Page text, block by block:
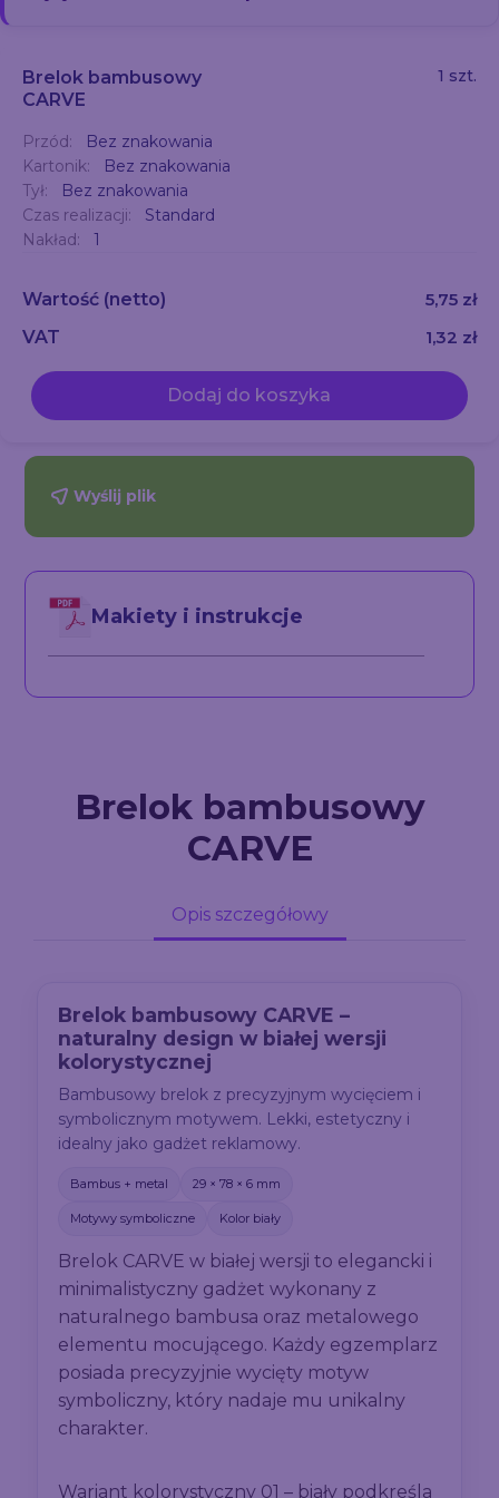
Brelok bambusowy
CARVE
1 szt.
Przód:
Bez znakowania
Kartonik:
Bez znakowania
Tył:
Bez znakowania
Czas realizacji:
Standard
Nakład:
1
Wartość (netto)
5,75 zł
VAT
1,32 zł
Dodaj do koszyka
Wyślij plik
Makiety i instrukcje
Brelok bambusowy
CARVE
Opis szczegółowy
Brelok bambusowy CARVE –
naturalny design w białej wersji
kolorystycznej
Bambusowy brelok z precyzyjnym wycięciem i
symbolicznym motywem. Lekki, estetyczny i
idealny jako gadżet reklamowy.
Bambus + metal 29 × 78 × 6 mm
Motywy symboliczne Kolor biały
Brelok CARVE w białej wersji to elegancki i
minimalistyczny gadżet wykonany z
naturalnego bambusa oraz metalowego
elementu mocującego. Każdy egzemplarz
posiada precyzyjnie wycięty motyw
symboliczny, który nadaje mu unikalny
charakter.
Wariant kolorystyczny 01 – biały podkreśla